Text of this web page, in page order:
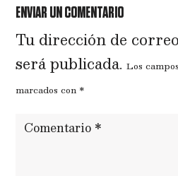
ENVIAR UN COMENTARIO
Tu dirección de
será publicada. Los
marcados con *